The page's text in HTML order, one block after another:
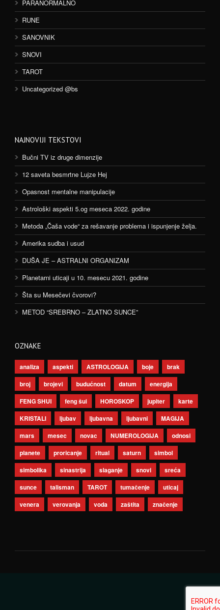
PARANORMALNO
RUNE
SANOVNIK
SNOVI
TAROT
Uncategorized @bs
NAJNOVIJI TEKSTOVI
Bučni TV iz druge dimenzije
12 saveta besmrtne Lujze Hej
Opasnost mentalne manipulacije
Astrološki aspekti 5.og meseca 2022. godine
Metoda „Čaša vode“ za rešavanje problema i ispunjenje želja.
Amerika sudba i usud
DUŠA JE – ASTRALNI ORGANIZAM
Planetarni uticaji u 10. mesecu 2021. godine
Šta su Mesečevi čvorovi?
METOD “SREBRNO – ZLATNO SUNCE”
OZNAKE
analiza aspekti ASTROLOGIJA boje
brak
broj
brojevi budućnost datum
energija
FENG SHUI
feng šui HOROSKOP jupiter
karte
KRISTALI
ljubav ljubavna ljubavni
MAGIJA
mars
mesec novac NUMEROLOGIJA
odnosi
planete
proricanje ritual saturn
simbol
simbolika
sinastrija slaganje snovi
sreća
sunce
talisman TAROT tumačenje
uticaj
venera
verovanja voda zaštita značenje